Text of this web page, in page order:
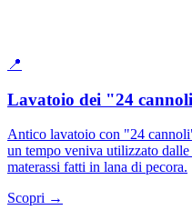
📍
Lavatoio dei "24
Antico lavatoio con "24
un tempo veniva utilizzato
materassi fatti in lana di pecora.
Scopri →